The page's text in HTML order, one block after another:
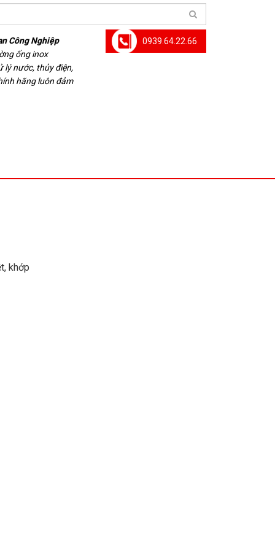
Công Nghiệp
ống inox
lý nước, thủy điện,
hãng luôn đảm
0939.64.22.66
khớp